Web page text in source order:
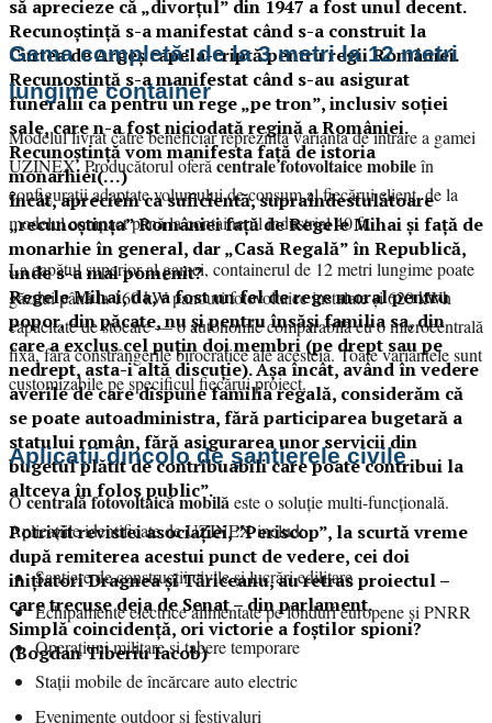
să aprecieze că „divorţul” din 1947 a fost unul decent.
Recunoştinţă s-a manifestat când s-a construit la
Curtea de Argeş capela-criptă pentru regii României.
Recunoştinţă s-a manifestat când s-au asigurat
funeralii ca pentru un rege „pe tron”, inclusiv soţiei
sale, care n-a fost niciodată regină a României.
Recunoştinţă vom manifesta faţă de istoria
monarhiei(…)
Încât, apreciem ca suficientă, supraîndestulătoare
„recunoştinţa” României faţă de Regele Mihai şi faţă de
monarhie în general, dar „Casă Regală” în Republică,
unde s-a mai pomenit?
Regele Mihai, da, a fost un fel de rege moral pentru
popor, din păcate, nu şi pentru însăşi familia sa, din
care a exclus cel puţin doi membri (pe drept sau pe
nedrept, asta-i altă discuţie). Aşa încât, având în vedere
averile de care dispune familia regală, considerăm că
se poate autoadministra, fără participarea bugetară a
statului român, fără asigurarea unor servicii din
bugetul plătit de contribuabili care poate contribui la
altceva în folos public”.
Potrivit revistei asociației, ”Periscop”, la scurtă vreme
după remiterea acestui punct de vedere, cei doi
inițiatori Dragnea și Tăriceanu, au retras proiectul –
care trecuse deja de Senat – din parlament.
Simplă coincidență, ori victorie a foștilor spioni?
(Bogdan Tiberiu Iacob)
Gama completă: de la 3 metri la 12 metri
lungime container
Modelul livrat către beneficiar reprezintă varianta de intrare a gamei
UZINEX. Producătorul oferăcentrale fotovoltaice mobileîn
configurații adaptate volumului de consum al fiecărui client, de la
modelul compact până la containerul industrial 40 ft.
La capătul superior al gamei, containerul de 12 metri lungime poate
găzdui până la 160 kW panouri fotovoltaice instalate și 620 kWh
capacitate de stocare — o autonomie comparabilă cu o microcentrală
fixă, fără constrângerile birocratice ale acesteia. Toate variantele sunt
customizabile pe specificul fiecărui proiect.
Aplicații dincolo de șantierele civile
Ocentrală fotovoltaică mobilăeste o soluție multi-funcțională.
Aplicațiile identificate de UZINEX includ:
Șantiere de construcții civile și lucrări edilitare
Echipamente electrice alimentate pe fonduri europene și PNRR
Operațiuni militare și tabere temporare
Stații mobile de încărcare auto electric
Evenimente outdoor și festivaluri